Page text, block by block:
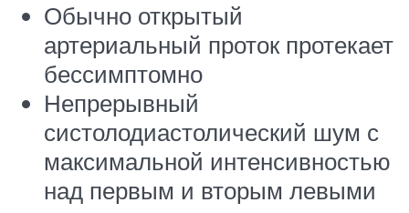
Обычно открытый
артериальный проток протекает
бессимптомно
Непрерывный
систолодиастолический шум с
максимальной интенсивностью
над первым и вторым левыми